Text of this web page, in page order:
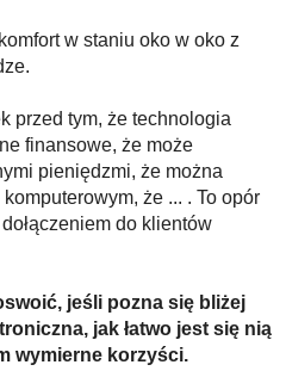
w staniu oko w oko z
przed tym, że technologia
finansowe, że może
pieniędzmi, że można
że ... . To opór
do klientów
jeśli pozna się bliżej
jak łatwo jest się nią
wymierne korzyści.